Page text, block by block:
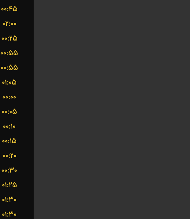
۰۰:۴۵
۰۲:۰۰
۰۰:۲۵
۰۰:۵۵
۰۰:۵۵
۰۱:۰۵
۰۰:۰۰
۰۰:۰۵
۰۰:۱۰
۰۰:۱۵
۰۰:۲۰
۰۰:۳۰
۰۱:۲۵
۰۱:۳۰
۰۱:۳۰